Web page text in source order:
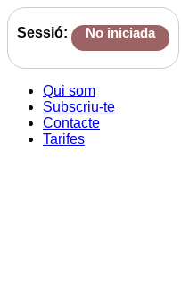
Sessió: No iniciada
Qui som
Subscriu-te
Contacte
Tarifes